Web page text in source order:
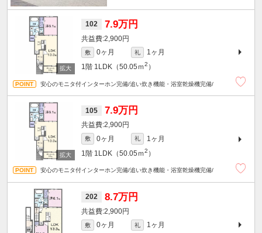
102 7.9万円
2,900円
敷 0ヶ月 礼
1ヶ月
1階 1LDK（50.05ｍ2 ）
安心のモニタ付インターホン完備/追い炊き機能・浴室乾燥機完備/
105 7.9万円
2,900円
敷 0ヶ月 礼
1ヶ月
1階 1LDK（50.05ｍ2 ）
安心のモニタ付インターホン完備/追い炊き機能・浴室乾燥機完備/
202 8.7万円
2,900円
敷 0ヶ月 礼
1ヶ月